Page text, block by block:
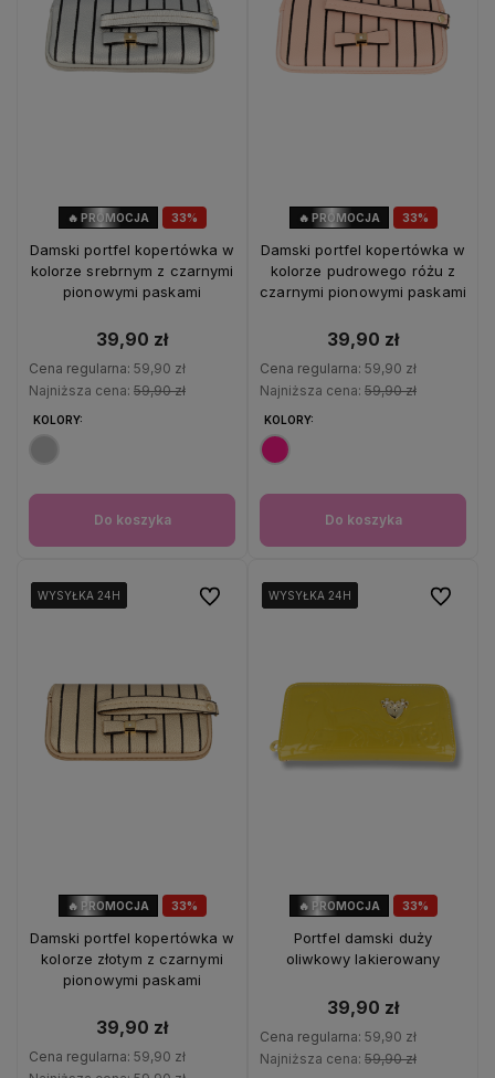
33%
🔥 PROMOCJA
Damski portfel kopertówka w
kolorze srebrnym z czarnymi
pionowymi paskami
39,90 zł
Cena regularna: 59,90 zł
Najniższa cena: 59,90 zł
KOLORY:
Do koszyka
33%
🔥 PROMOCJA
Damski portfel kopertówka w
kolorze pudrowego różu z
czarnymi pionowymi paskami
39,90 zł
Cena regularna: 59,90 zł
Najniższa cena: 59,90 zł
KOLORY:
Do koszyka
33%
🔥 PROMOCJA
WYSYŁKA 24H
WYSYŁKA 24H
WYSYŁKA 24H
WYSYŁKA 24H
Damski portfel kopertówka w
kolorze złotym z czarnymi
pionowymi paskami
39,90 zł
Cena regularna: 59,90 zł
Do ulubionych
33%
🔥 PROMOCJA
WYSYŁKA 24H
WYSYŁKA 24H
WYSYŁKA 24H
WYSYŁKA 24H
Portfel damski duży
oliwkowy lakierowany
39,90 zł
Cena regularna: 59,90 zł
Najniższa cena: 59,90 zł
Do